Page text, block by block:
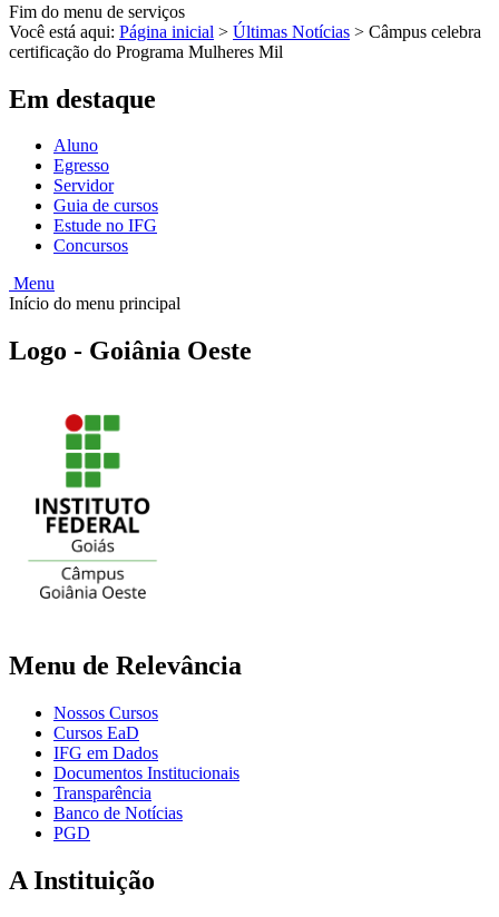
Fim do menu de serviços
Você está aqui: Página inicial > Últimas Notícias > Câmpus celebra
certificação do Programa Mulheres Mil
Em destaque
Aluno
Egresso
Servidor
Guia de cursos
Estude no IFG
Concursos
Menu
Início do menu principal
Logo - Goiânia Oeste
Menu de Relevância
Nossos Cursos
Cursos EaD
IFG em Dados
Documentos Institucionais
Transparência
Banco de Notícias
PGD
A Instituição